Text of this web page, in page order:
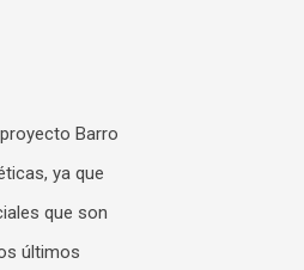
Barro
ya que
que son
últimos